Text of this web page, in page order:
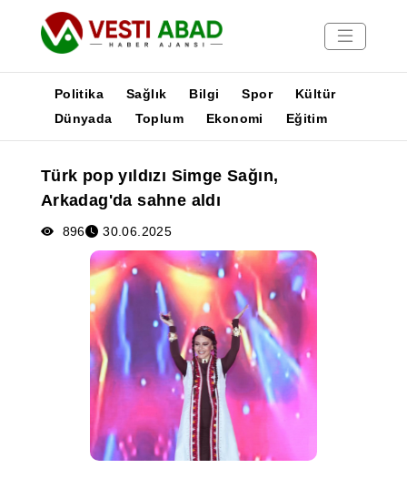
Yayınlar
Medya
Poster
Politika Sağlık Bilgi Spor
Kültür
Dünyada
Toplum Ekonomi Eğitim
Türk pop yıldızı Simge Sağın,
Arkadag'da sahne aldı
896 30.06.2025